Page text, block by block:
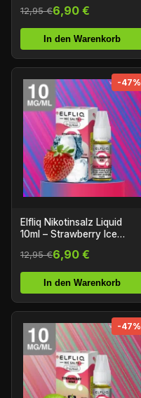
12,95 €6,90 €
In den Warenkorb
-47%
Elfliq Nikotinsalz Liquid
10ml – Strawberry Ice
12,95 €6,90 €
In den Warenkorb
-47%